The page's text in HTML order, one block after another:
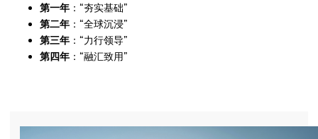
第一年 ：“夯实基础”
第二年 ：“全球沉浸”
第三年 ：“力行领导”
第四年 ：“融汇致用”